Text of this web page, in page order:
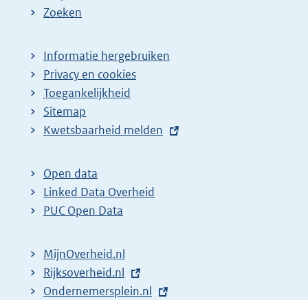
Zoeken
Informatie hergebruiken
Privacy en cookies
Toegankelijkheid
Sitemap
E
t
e
r
l
i
Kwetsbaarheid melden
Open data
Linked Data Overheid
PUC Open Data
MijnOverheid.nl
E
x
Rijksoverheid.nl
e
E
Ondernemersplein.nl